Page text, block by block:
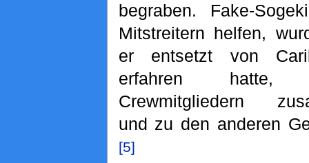
begraben. Fake-
Mitstreitern helfen,
er entsetzt von
erfahren hatte,
Crewmitgliedern
und zu den anderen
[5]